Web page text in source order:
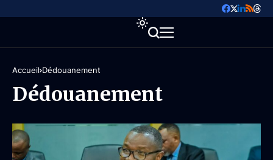
Accueil Dédouanement
Dédouanement